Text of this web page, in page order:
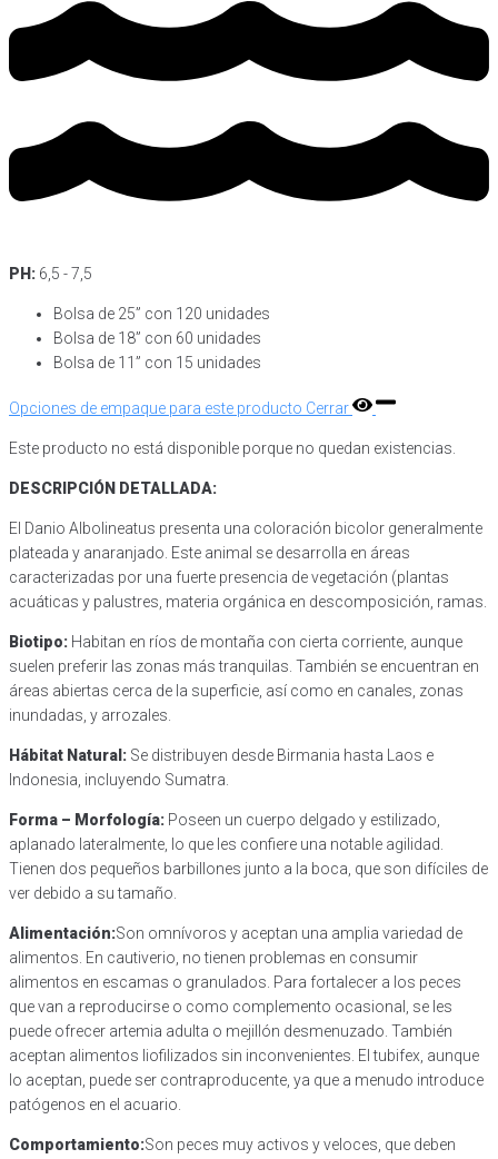
PH: 6,5 - 7,5
Bolsa de 25” con 120 unidades
Bolsa de 18” con 60 unidades
Bolsa de 11” con 15 unidades
Opciones de empaque para este producto Cerrar
Este producto no está disponible porque no quedan existencias.
DESCRIPCIÓN DETALLADA:
El Danio Albolineatus presenta una coloración bicolor generalmente
plateada y anaranjado. Este animal se desarrolla en áreas
caracterizadas por una fuerte presencia de vegetación (plantas
acuáticas y palustres, materia orgánica en descomposición, ramas.
Biotipo: Habitan en ríos de montaña con cierta corriente, aunque
suelen preferir las zonas más tranquilas. También se encuentran en
áreas abiertas cerca de la superficie, así como en canales, zonas
inundadas, y arrozales.
Hábitat Natural: Se distribuyen desde Birmania hasta Laos e
Indonesia, incluyendo Sumatra.
Forma – Morfología: Poseen un cuerpo delgado y estilizado,
aplanado lateralmente, lo que les confiere una notable agilidad.
Tienen dos pequeños barbillones junto a la boca, que son difíciles de
ver debido a su tamaño.
Alimentación:Son omnívoros y aceptan una amplia variedad de
alimentos. En cautiverio, no tienen problemas en consumir
alimentos en escamas o granulados. Para fortalecer a los peces
que van a reproducirse o como complemento ocasional, se les
puede ofrecer artemia adulta o mejillón desmenuzado. También
aceptan alimentos liofilizados sin inconvenientes. El tubifex, aunque
lo aceptan, puede ser contraproducente, ya que a menudo introduce
patógenos en el acuario.
Comportamiento:Son peces muy activos y veloces, que deben